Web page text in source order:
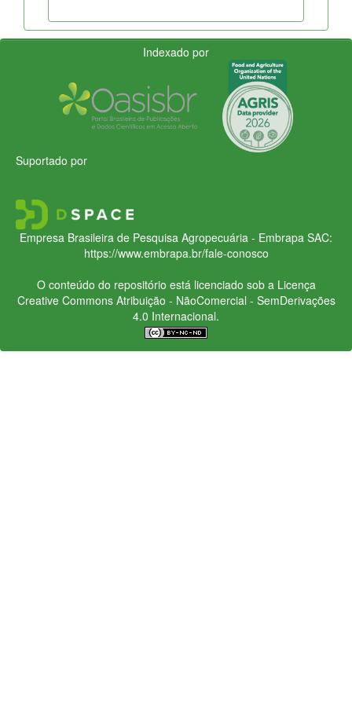
Indexado por
Suportado por
Empresa Brasileira de Pesquisa Agropecuária - Embrapa SAC:
https://www.embrapa.br/fale-conosco
O conteúdo do repositório está licenciado sob a Licença
Creative CommonsAtribuição - NãoComercial - SemDerivações
4.0 Internacional.